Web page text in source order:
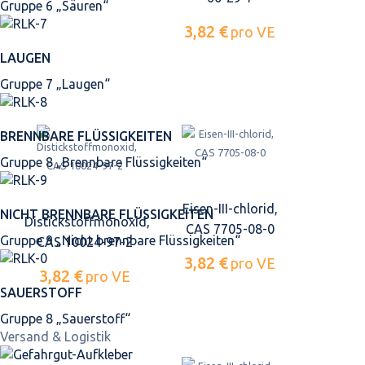
Gruppe 6 „Säuren“
LAUGEN
Gruppe 7 „Laugen“
BRENNBARE FLÜSSIGKEITEN
Gruppe 8 „Brennbare Flüssigkeiten“
NICHT BRENNBARE FLÜSSIGKEITEN
Gruppe 9 „Nicht brennbare Flüssigkeiten“
SAUERSTOFF
Gruppe 8 „Sauerstoff“
Versand & Logistik
3,82 € pro VE
Distickstoffmonoxid,
CAS 10024-97-2
3,82 € pro VE
Eisen-III-chlorid,
CAS 7705-08-0
3,82 € pro VE